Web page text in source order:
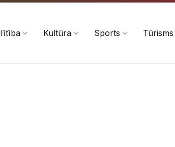
Kultūra Sports Tūrisms